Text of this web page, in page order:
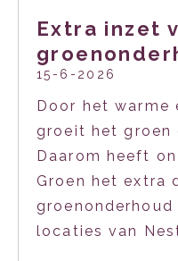
Extra inzet
15-6-2026
Door het warme
groeit het groen
Daarom heeft
Groen het extra
locaties van